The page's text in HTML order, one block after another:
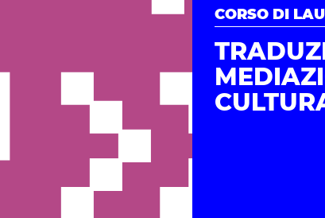
CORSO DI